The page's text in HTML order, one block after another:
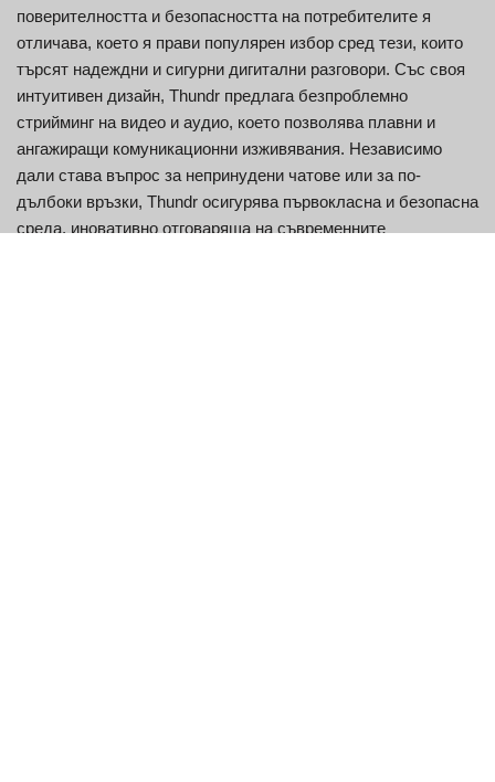
поверителността и безопасността на потребителите я
отличава, което я прави популярен избор сред тези, които
търсят надеждни и сигурни дигитални разговори. Със своя
интуитивен дизайн, Thundr предлага безпроблемно
стрийминг на видео и аудио, което позволява плавни и
ангажиращи комуникационни изживявания. Независимо
дали става въпрос за непринудени чатове или за по-
дълбоки връзки, Thundr осигурява първокласна и безопасна
среда, иновативно отговаряща на съвременните